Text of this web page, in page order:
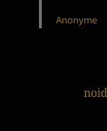
Anonyme